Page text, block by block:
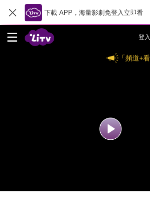
下載 APP，海量影劇免登入立即看
登
「頻道+